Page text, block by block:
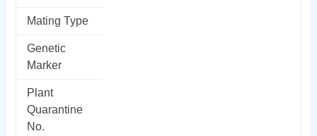
Mating Type
Genetic
Marker
Plant
Quarantine
No.